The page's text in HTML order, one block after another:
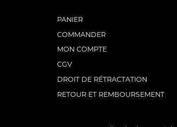
PANIER
COMMANDER
MON COMPTE
CGV
DROIT DE RÉTRACTATION
RETOUR ET REMBOURSEMENT